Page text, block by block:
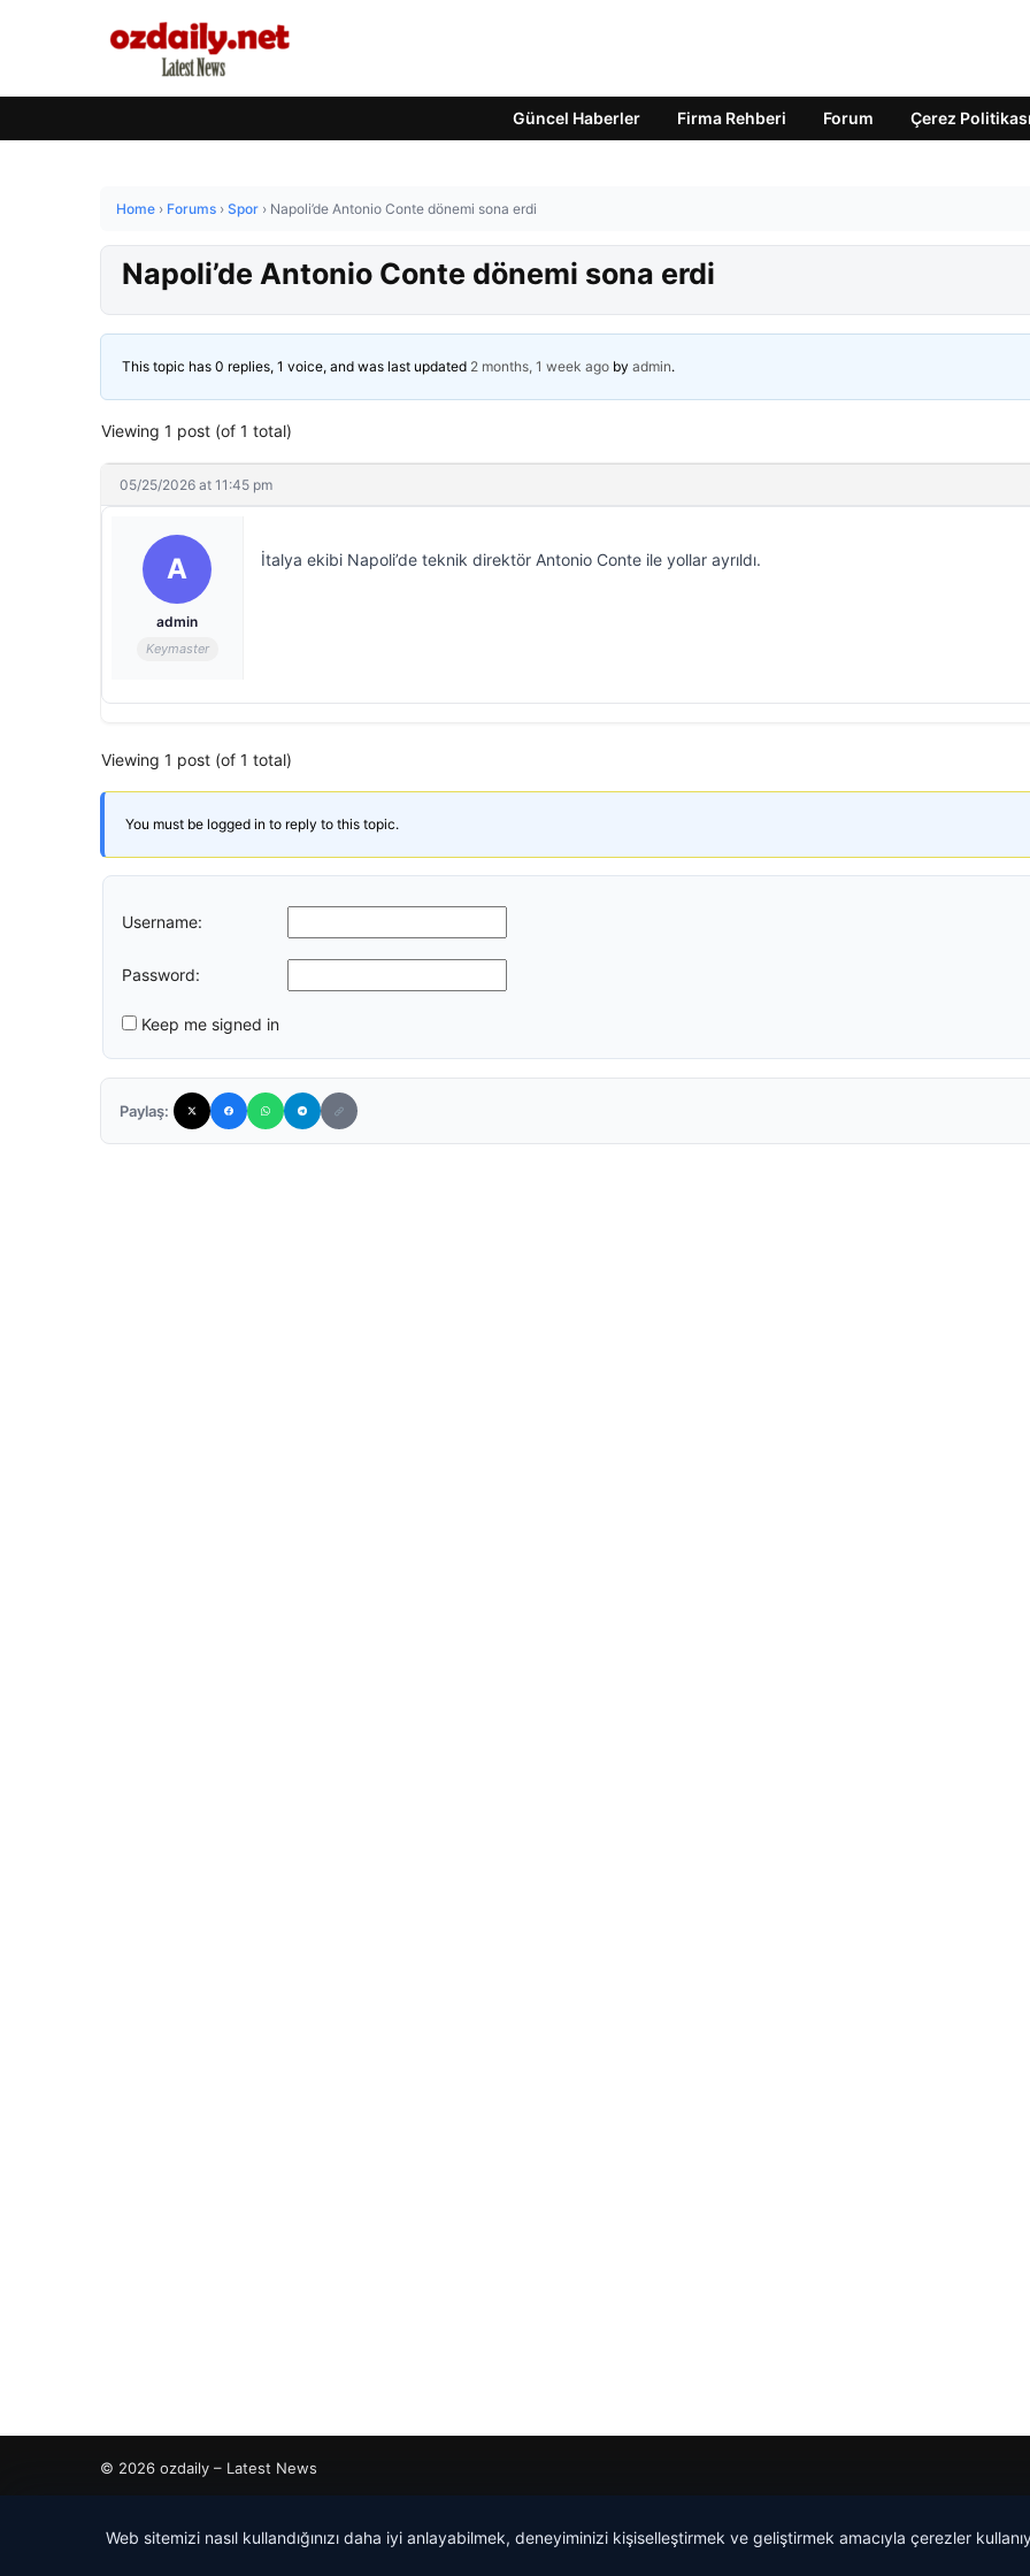
Güncel Haberler Firma Rehberi Forum Çerez Politikası
Home › Forums › Spor › Napoli’de Antonio Conte dönemi sona erdi
Napoli’de Antonio Conte dönemi sona erdi
This topic has 0 replies, 1 voice, and was last updated 2 months, 1 week ago by admin.
Viewing 1 post (of 1 total)
05/25/2026 at 11:45 pm
A
admin
Keymaster
İtalya ekibi Napoli’de teknik direktör Antonio Conte ile yollar ayrıldı.
Viewing 1 post (of 1 total)
You must be logged in to reply to this topic.
Username:
Password:
Keep me signed in
Paylaş:
© 2026 ozdaily – Latest News
Web sitemizi nasıl kullandığınızı daha iyi anlayabilmek, deneyiminizi kişiselleştirmek ve geliştirmek amacıyla çerezler